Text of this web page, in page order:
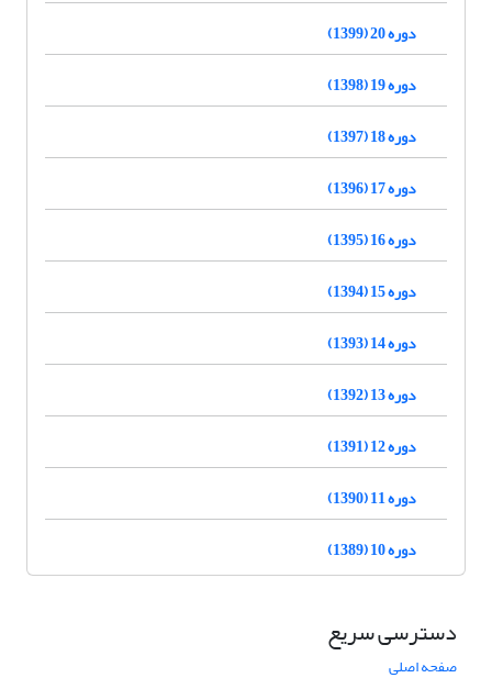
دوره 20 (1399)
دوره 19 (1398)
دوره 18 (1397)
دوره 17 (1396)
دوره 16 (1395)
دوره 15 (1394)
دوره 14 (1393)
دوره 13 (1392)
دوره 12 (1391)
دوره 11 (1390)
دوره 10 (1389)
دسترسی سریع
صفحه اصلی